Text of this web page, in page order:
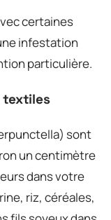
certaines
infestation
particulière.
textiles
sont
un centimètre
dans votre
riz, céréales,